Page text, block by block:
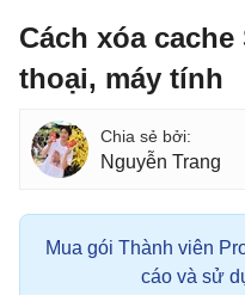
Cách xóa
thoại, máy tính
Nguyễn Trang
Mua gói Thành viên
cáo và sử